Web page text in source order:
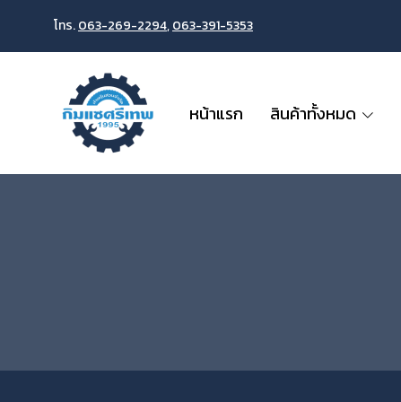
โทร.063-269-2294,063-391-5353
หน้าแรก สินค้าทั้งหมด